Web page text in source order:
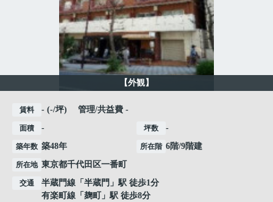
【外観】
賃料 - (-/坪) 管理/共益費 -
面積 - 坪数 -
築年数 築48年 所在階 6階/9階建
所在地 東京都千代田区一番町
交通 半蔵門線 「 半蔵門 」駅 徒歩1分
有楽町線 「 麹町
」駅 徒歩8分